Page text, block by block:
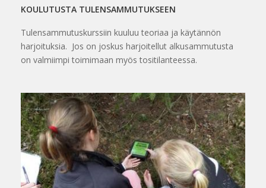
KOULUTUSTA TULENSAMMUTUKSEEN
Tulensammutuskurssiin kuuluu teoriaa ja käytännön
harjoituksia. Jos on joskus harjoitellut alkusammutusta
on valmiimpi toimimaan myös tositilanteessa.